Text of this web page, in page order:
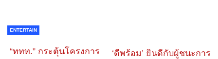
ENTERTAIN
“ททท.” กระตุ้นโครงการ
‘ดีพร้อม’ ยินดีกับผู้ชนะการ